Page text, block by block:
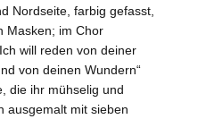
Nordseite, farbig gefasst,
Masken; im Chor
will reden von deiner
von deinen Wundern“
die ihr mühselig und
ausgemalt mit sieben